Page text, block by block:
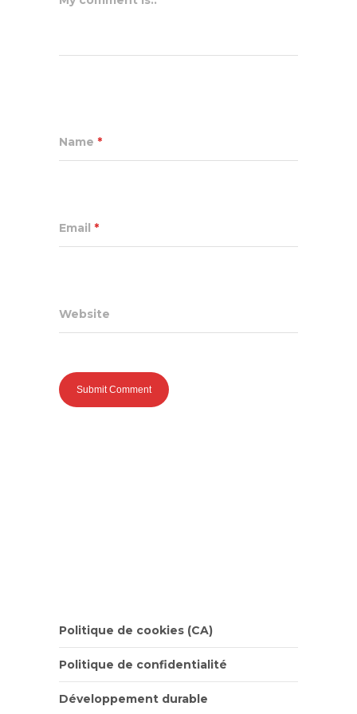
Name *
Email *
Website
Politique de cookies (CA)
Politique de confidentialité
Développement durable